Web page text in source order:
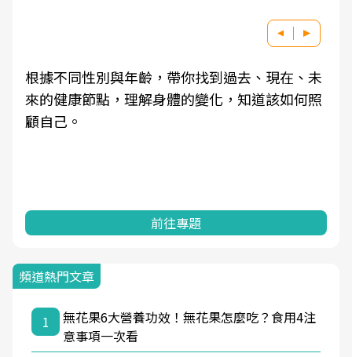
根據不同性別與年齡，帶你找到過去、現在、未
來的健康節點，理解身體的變化，知道該如何照
顧自己。
前往專題
頻道熱門文章
1
無花果6大營養功效！無花果怎麼吃？食用4注
意事項一次看